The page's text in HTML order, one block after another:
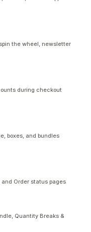
the wheel, newsletter
during checkout
boxes, and bundles
and Order status pages
Quantity Breaks &